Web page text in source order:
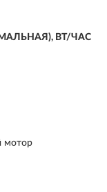
ВТ/ЧАС
мотор